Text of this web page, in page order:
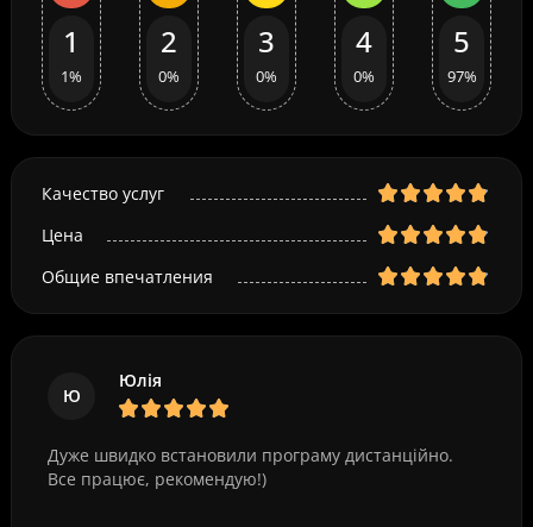
1
1%
2
0%
3
0%
4
0%
5
97%
Качество услуг
Цена
Общие впечатления
Ю
Юлія
Дуже швидко встановили програму дистанційно.
Все працює, рекомендую!)